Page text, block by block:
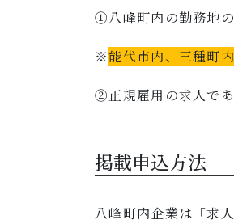
①八峰町内の勤務地の
※能代市内、三種町
②正規雇用の求人であ
掲載申込方法
八峰町内企業は「求